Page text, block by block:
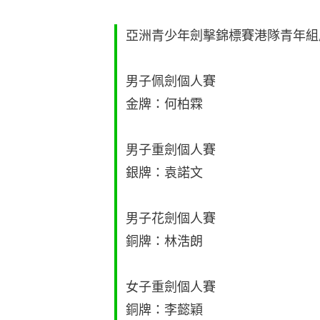
亞洲青少年劍擊錦標賽港隊青年
男子佩劍個人賽
金牌：何柏霖
男子重劍個人賽
銀牌：袁諾文
男子花劍個人賽
銅牌：林浩朗
女子重劍個人賽
銅牌：李懿穎